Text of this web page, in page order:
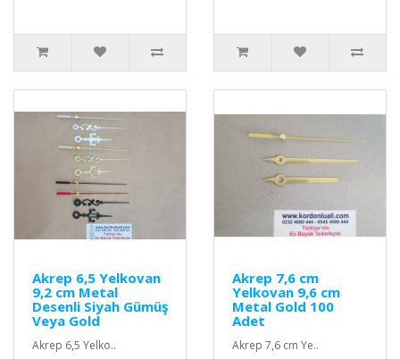
Akrep 6,5 Yelkovan
9,2 cm Metal
Desenli Siyah Gümüş
Veya Gold
Akrep 6,5 Yelko..
Akrep 7,6 cm
Yelkovan 9,6 cm
Metal Gold 100
Adet
Akrep 7,6 cm Ye..